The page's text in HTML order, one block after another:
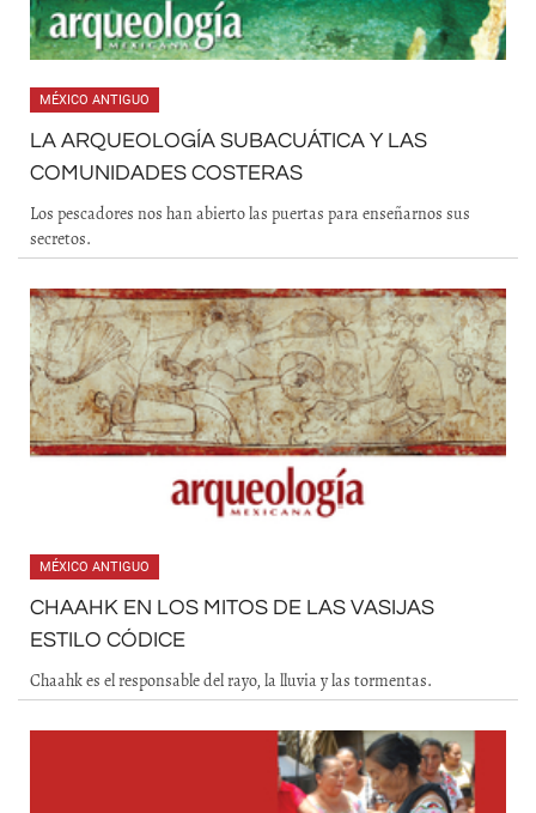
MÉXICO ANTIGUO
LA ARQUEOLOGÍA SUBACUÁTICA Y LAS
COMUNIDADES COSTERAS
Los pescadores nos han abierto las puertas para enseñarnos sus
secretos.
MÉXICO ANTIGUO
CHAAHK EN LOS MITOS DE LAS VASIJAS
ESTILO CÓDICE
Chaahk es el responsable del rayo, la lluvia y las tormentas.